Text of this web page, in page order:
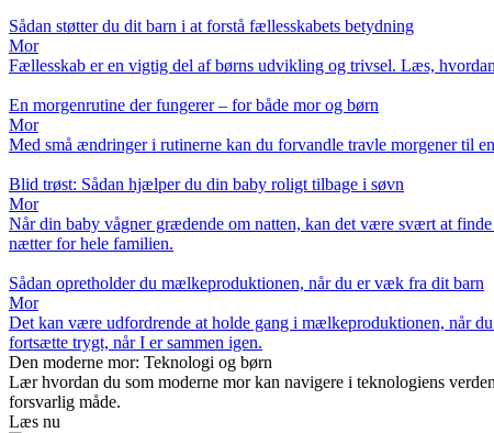
Sådan støtter du dit barn i at forstå fællesskabets betydning
Mor
Fællesskab er en vigtig del af børns udvikling og trivsel. Læs,
En morgenrutine der fungerer – for både mor og børn
Mor
Med små ændringer i rutinerne kan du forvandle travle morgener til
Blid trøst: Sådan hjælper du din baby roligt tilbage i søvn
Mor
Når din baby vågner grædende om natten, kan det være svært at
nætter for hele familien.
Sådan opretholder du mælkeproduktionen, når du er væk fra dit barn
Mor
Det kan være udfordrende at holde gang i mælkeproduktionen, når
fortsætte trygt, når I er sammen igen.
Den moderne mor: Teknologi og børn
Lær hvordan du som moderne mor kan navigere i teknologiens
forsvarlig måde.
Læs nu